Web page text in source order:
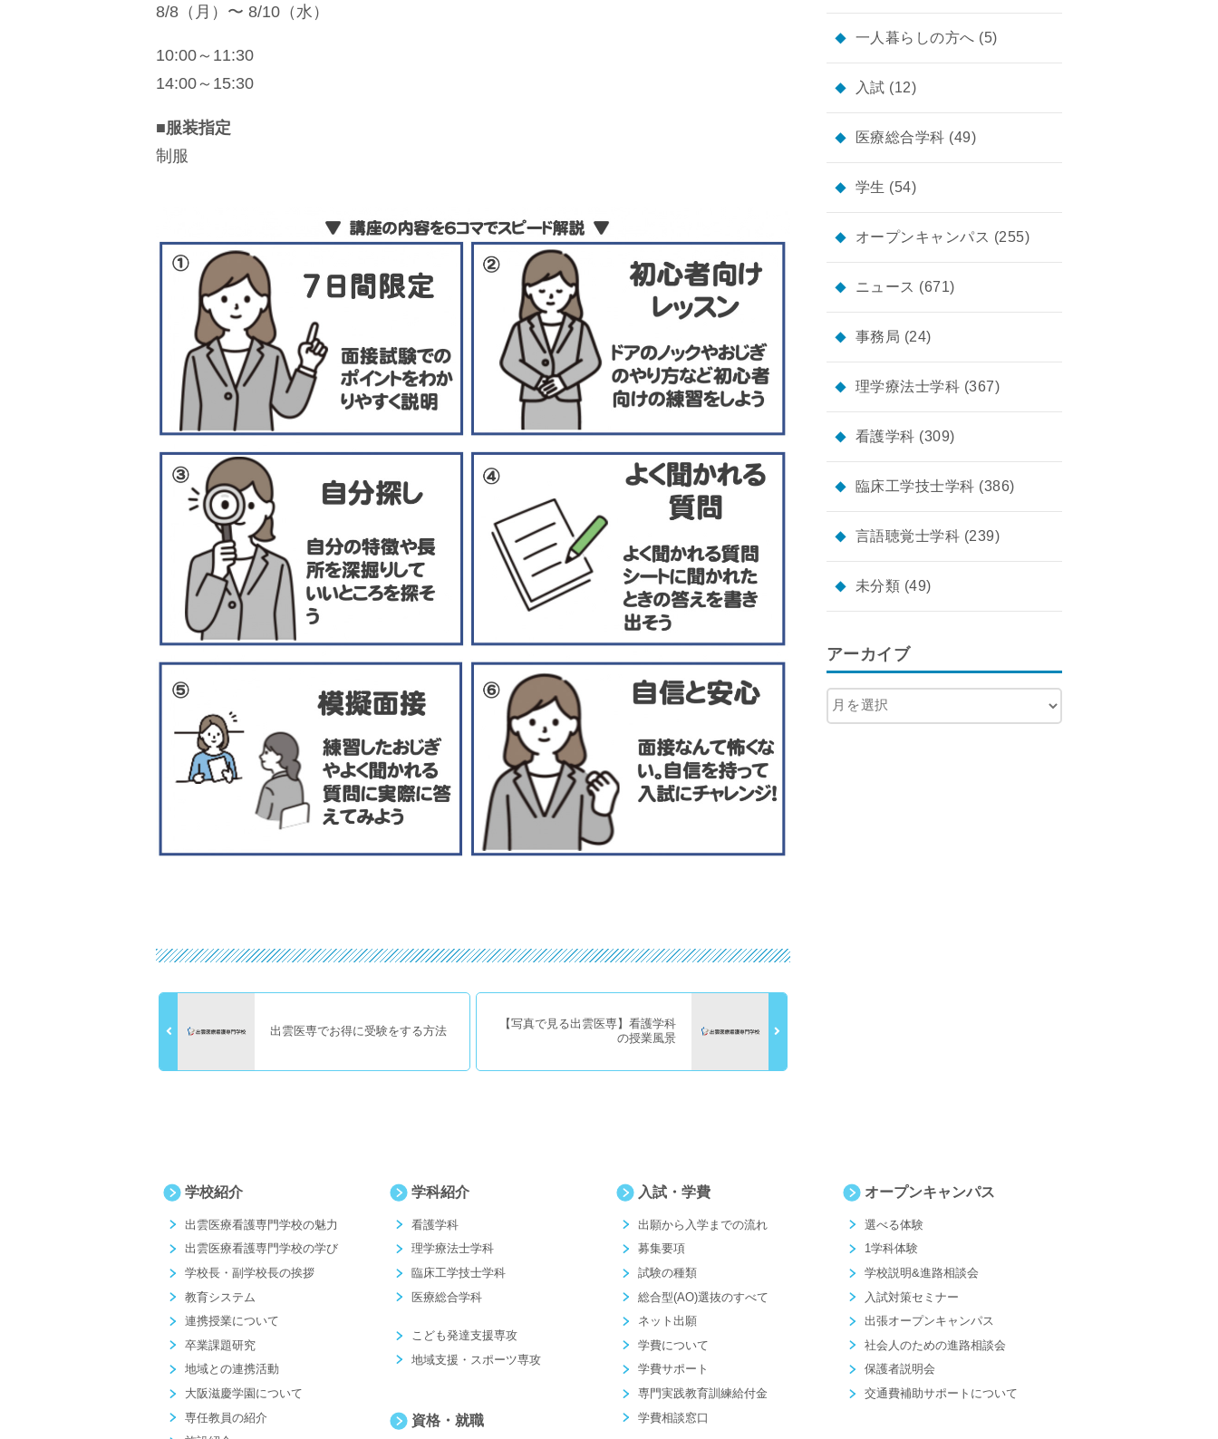
8/8（月）〜 8/10（水）
10:00～11:30
14:00～15:30
■服装指定
制服
出雲医専でお得に受験をする方法
【写真で見る出雲医専】看護学科
の授業風景
一人暮らしの方へ (5)
入試 (12)
医療総合学科 (49)
学生 (54)
オープンキャンパス (255)
ニュース (671)
事務局 (24)
理学療法士学科 (367)
看護学科 (309)
臨床工学技士学科 (386)
言語聴覚士学科 (239)
未分類 (49)
アーカイブ
学校紹介
出雲医療看護専門学校の魅力
出雲医療看護専門学校の学び
学校長・副学校長の挨拶
教育システム
連携授業について
卒業課題研究
地域との連携活動
大阪滋慶学園について
専任教員の紹介
学科紹介
看護学科
理学療法士学科
臨床工学技士学科
医療総合学科
こども発達支援専攻
地域支援・スポーツ専攻
資格・就職
入試・学費
出願から入学までの流れ
募集要項
試験の種類
総合型(AO)選抜のすべて
ネット出願
学費について
学費サポート
専門実践教育訓練給付金
学費相談窓口
オープンキャンパス
選べる体験
1学科体験
学校説明&進路相談会
入試対策セミナー
出張オープンキャンパス
社会人のための進路相談会
保護者説明会
交通費補助サポートについて